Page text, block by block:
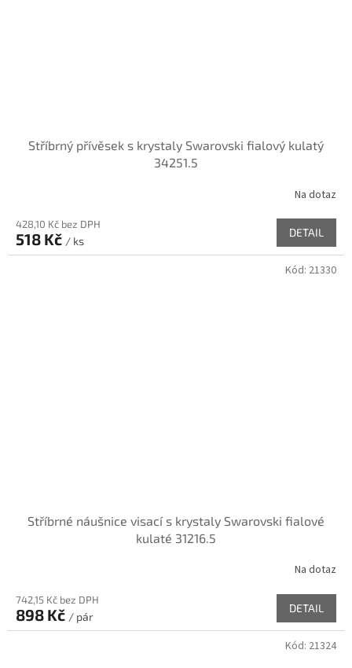
Stříbrný přívěsek s krystaly Swarovski fialový kulatý
34251.5
Na dotaz
428,10 Kč bez DPH
518 Kč / ks
DETAIL
Stříbrné náušnice visací s krystaly Swarovski fialové
kulaté 31216.5
Na dotaz
742,15 Kč bez DPH
898 Kč / pár
DETAIL
Kód: 21330
Kód: 21324